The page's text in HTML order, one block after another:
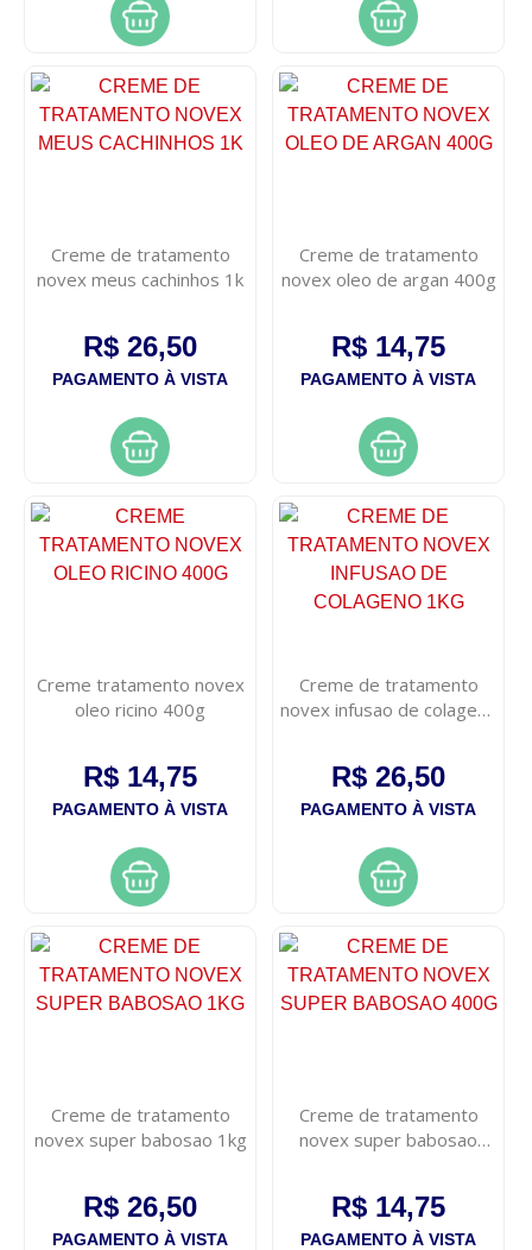
Creme de tratamento
novex meus cachinhos 1k
R$ 26,50
PAGAMENTO À VISTA
Creme de tratamento
novex oleo de argan 400g
R$ 14,75
PAGAMENTO À VISTA
Creme tratamento novex
oleo ricino 400g
R$ 14,75
PAGAMENTO À VISTA
Creme de tratamento
novex infusao de colageno
R$ 26,50
PAGAMENTO À VISTA
Creme de tratamento
novex super babosao 1kg
R$ 26,50
PAGAMENTO À VISTA
Creme de tratamento
novex super babosao
R$ 14,75
PAGAMENTO À VISTA